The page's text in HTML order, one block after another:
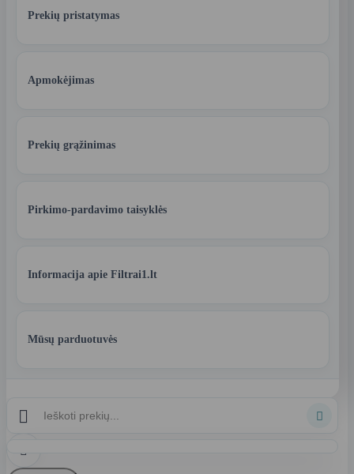
Prekių pristatymas
Apmokėjimas
Prekių grąžinimas
Pirkimo-pardavimo taisyklės
Informacija apie Filtrai1.lt
Mūsų parduotuvės
 
